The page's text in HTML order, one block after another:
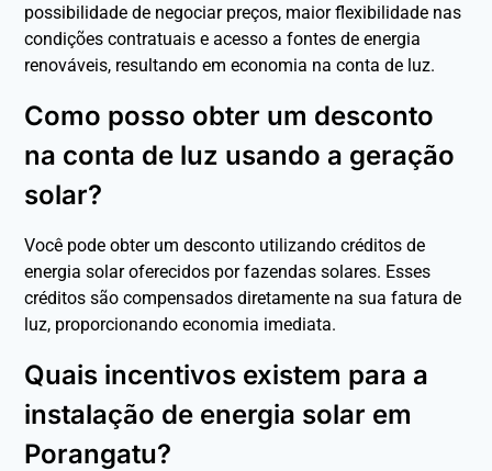
possibilidade de negociar preços, maior flexibilidade nas
condições contratuais e acesso a fontes de energia
renováveis, resultando em economia na conta de luz.
Como posso obter um desconto
na conta de luz usando a geração
solar?
Você pode obter um desconto utilizando créditos de
energia solar oferecidos por fazendas solares. Esses
créditos são compensados diretamente na sua fatura de
luz, proporcionando economia imediata.
Quais incentivos existem para a
instalação de energia solar em
Porangatu?